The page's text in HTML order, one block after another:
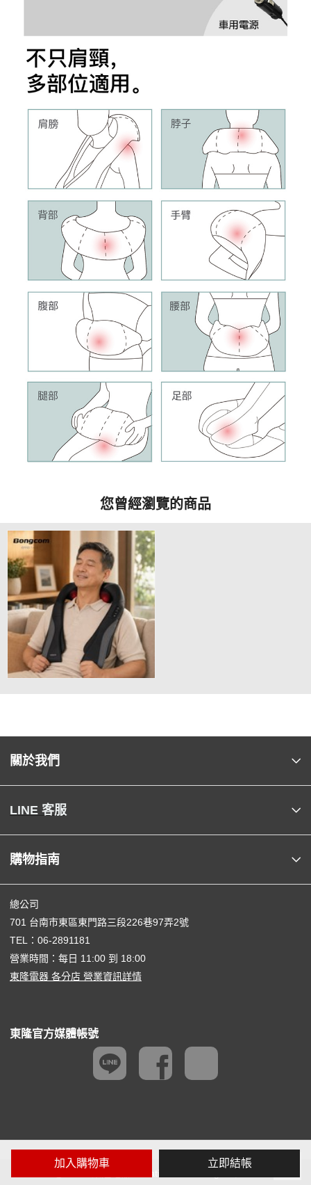
加入購物車 立即結帳
您曾經瀏覽的商品
關於我們
LINE 客服
購物指南
總公司
701 台南市東區東門路三段226巷97弄2號
TEL： 06-2891181
營業時間：每日 11:00 到 18:00
東隆電器 各分店 營業資訊詳情
東隆官方媒體帳號